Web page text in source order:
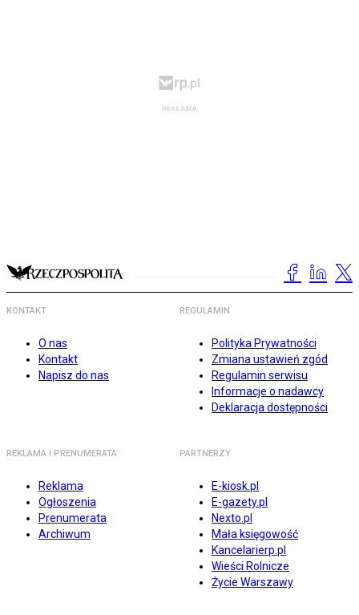
KONTAKT
O nas
Kontakt
Napisz do nas
REGULAMIN
Polityka Prywatności
Zmiana ustawień zgód
Regulamin serwisu
Informacje o nadawcy
Deklaracja dostępności
REKLAMA I PRENUMERATA
Reklama
Ogłoszenia
Prenumerata
Archiwum
PARTNERZY
E-kiosk.pl
E-gazety.pl
Nexto.pl
Mała księgowość
Kancelarierp.pl
Wieści Rolnicze
Życie Warszawy